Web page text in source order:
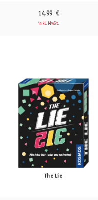
14,99 €
inkl. MwSt.
The Lie